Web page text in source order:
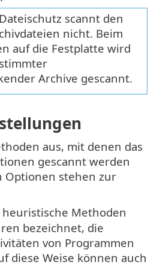
scannt den
nicht. Beim
auf die Festplatte wird
Archive gescannt.
aus, mit denen das
gescannt werden
Optionen stehen zur
heuristische Methoden
bezeichnet, die
von Programmen
diese Weise können auch